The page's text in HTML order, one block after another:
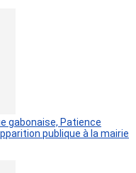
gabonaise, Patience
publique à la mairie